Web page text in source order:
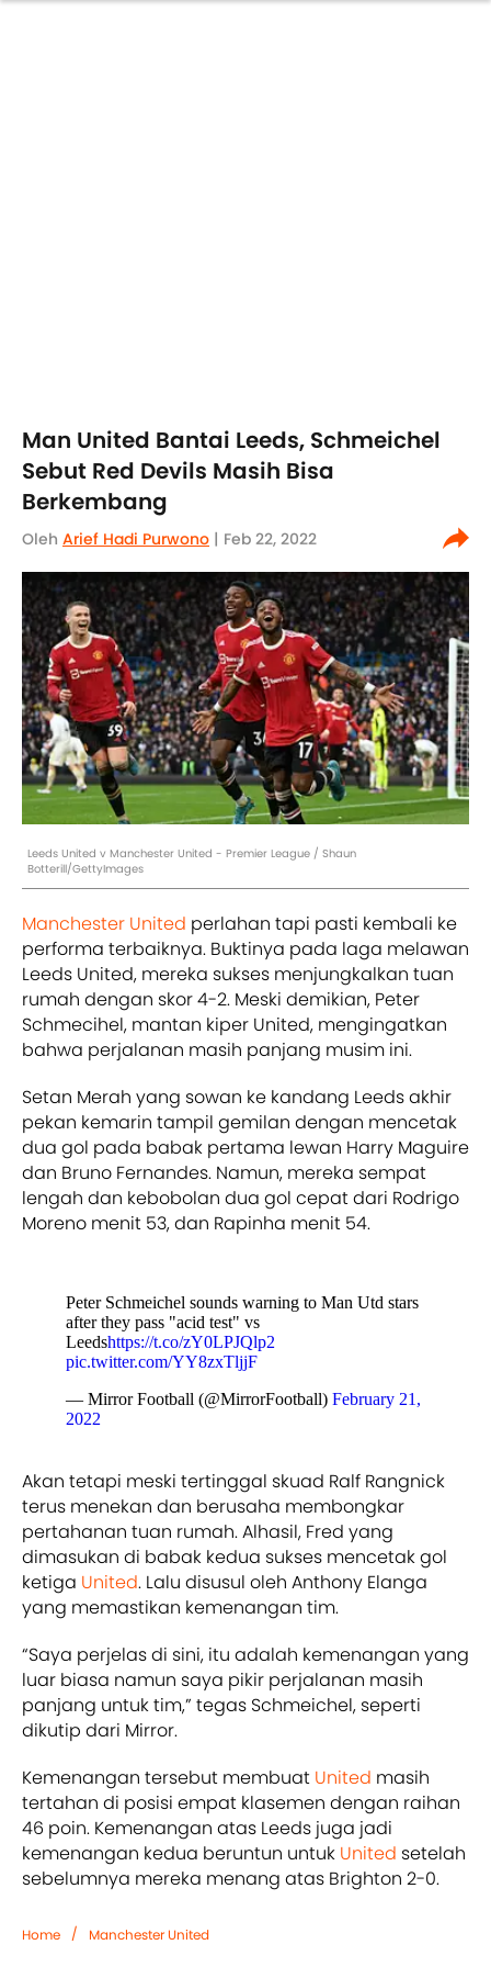
Man United Bantai Leeds, Schmeichel
Sebut Red Devils Masih Bisa
Berkembang
Oleh Arief Hadi Purwono | Feb 22, 2022
Leeds United v Manchester United - Premier League / Shaun
Botterill/GettyImages
Manchester United perlahan tapi pasti kembali ke
performa terbaiknya. Buktinya pada laga melawan
Leeds United, mereka sukses menjungkalkan tuan
rumah dengan skor 4-2. Meski demikian, Peter
Schmecihel, mantan kiper United, mengingatkan
bahwa perjalanan masih panjang musim ini.
Setan Merah yang sowan ke kandang Leeds akhir
pekan kemarin tampil gemilan dengan mencetak
dua gol pada babak pertama lewan Harry Maguire
dan Bruno Fernandes. Namun, mereka sempat
lengah dan kebobolan dua gol cepat dari Rodrigo
Moreno menit 53, dan Rapinha menit 54.
Peter Schmeichel sounds warning to Man Utd stars
after they pass "acid test" vs
Leedshttps://t.co/zY0LPJQlp2
pic.twitter.com/YY8zxTljjF
— Mirror Football (@MirrorFootball) February 21,
2022
Akan tetapi meski tertinggal skuad Ralf Rangnick
terus menekan dan berusaha membongkar
pertahanan tuan rumah. Alhasil, Fred yang
dimasukan di babak kedua sukses mencetak gol
ketiga United. Lalu disusul oleh Anthony Elanga
yang memastikan kemenangan tim.
“Saya perjelas di sini, itu adalah kemenangan yang
luar biasa namun saya pikir perjalanan masih
panjang untuk tim,” tegas Schmeichel, seperti
dikutip dari Mirror.
Kemenangan tersebut membuat United masih
tertahan di posisi empat klasemen dengan raihan
46 poin. Kemenangan atas Leeds juga jadi
kemenangan kedua beruntun untuk United setelah
sebelumnya mereka menang atas Brighton 2-0.
Home / Manchester United